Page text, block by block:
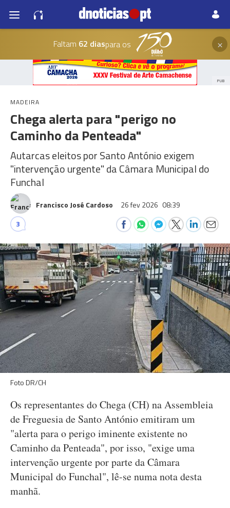
Faltam 62 diaspara os ×
PUB
MADEIRA
Chega alerta para "perigo no
Caminho da Penteada"
Autarcas eleitos por Santo António exigem
"intervenção urgente" da Câmara Municipal do
Funchal
Francisco José Cardoso 26 fev 2026 08:39
3
Foto DR/CH
Os representantes do Chega (CH) na Assembleia
de Freguesia de Santo António emitiram um
"alerta para o perigo iminente existente no
Caminho da Penteada", por isso, "exige uma
intervenção urgente por parte da Câmara
Municipal do Funchal", lê-se numa nota desta
manhã.